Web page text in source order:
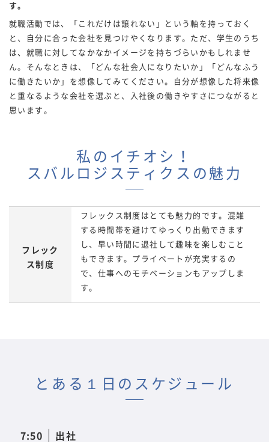
す。
就職活動では、「これだけは譲れない」という軸を持っておく
と、自分に合った会社を見つけやくなります。ただ、学生のうち
は、就職に対してなかなかイメージを持ちづらいかもしれませ
ん。そんなときは、「どんな社会人になりたいか」「どんなふう
に働きたいか」を想像してみてください。自分が想像した将来像
と重なるような会社を選ぶと、入社後の働きやすさにつながると
思います。
私のイチオシ！
スバルロジスティクスの魅力
フレック
ス制度
フレックス制度はとても魅力的です。混雑
する時間帯を避けてゆっくり出勤できます
し、早い時間に退社して趣味を楽しむこと
もできます。プライベートが充実するの
で、仕事へのモチベーションもアップしま
す。
とある１日のスケジュール
7:50 出社